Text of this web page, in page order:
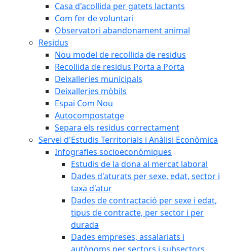
Casa d'acollida per gatets lactants
Com fer de voluntari
Observatori abandonament animal
Residus
Nou model de recollida de residus
Recollida de residus Porta a Porta
Deixalleries municipals
Deixalleries mòbils
Espai Com Nou
Autocompostatge
Separa els residus correctament
Servei d'Estudis Territorials i Anàlisi Econòmica
Infografies socioeconòmiques
Estudis de la dona al mercat laboral
Dades d'aturats per sexe, edat, sector i
taxa d'atur
Dades de contractació per sexe i edat,
tipus de contracte, per sector i per
durada
Dades empreses, assalariats i